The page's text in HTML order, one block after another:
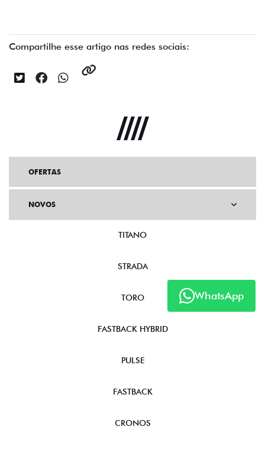
Compartilhe esse artigo nas redes sociais:
WhatsApp
OFERTAS
NOVOS
TITANO
STRADA
TORO
FASTBACK HYBRID
PULSE
FASTBACK
CRONOS